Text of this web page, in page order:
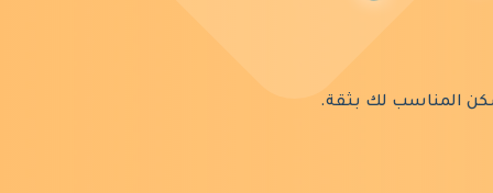
المناسب لك بثقة.